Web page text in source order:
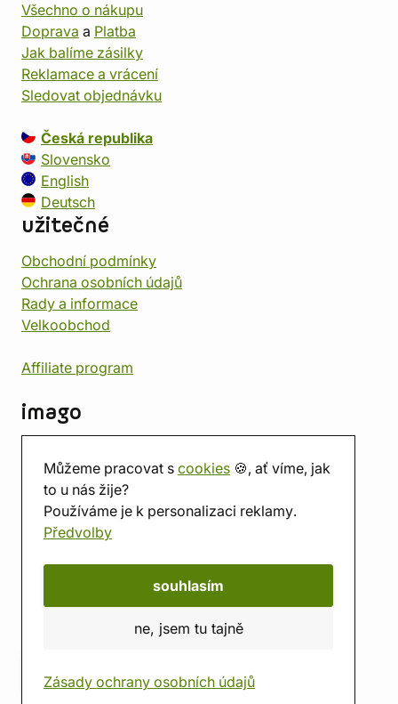
Můžeme pracovat s cookies 🍪, ať víme, jak
to u nás žije?
Používáme je k personalizaci reklamy.
Předvolby
souhlasím
ne, jsem tu tajně
Zásady ochrany osobních údajů
Všechno o nákupu
Doprava a Platba
Jak balíme zásilky
Reklamace a vrácení
Sledovat objednávku
Česká republika
Slovensko
English
Deutsch
užitečné
Obchodní podmínky
Ochrana osobních údajů
Rady a informace
Velkoobchod
Affiliate program
imago
Prodejna
Herna
O nás
Hodnocení obchodu